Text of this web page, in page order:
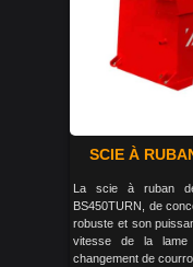
SCIE À
La scie à ruban
BS450TURN, de
robuste et son
vitesse de la
changement de